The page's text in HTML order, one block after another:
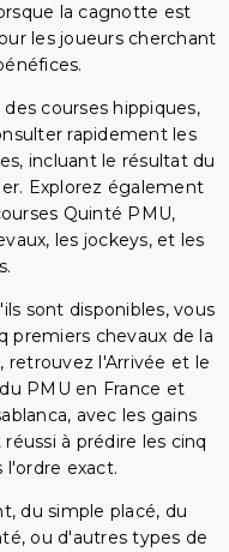
la cagnotte est
les joueurs cherchant
courses hippiques,
rapidement les
incluant le résultat du
Explorez également
Quinté PMU,
les jockeys, et les
sont disponibles, vous
premiers chevaux de la
retrouvez l'Arrivée et le
PMU en France et
avec les gains
à prédire les cinq
l'ordre exact.
du simple placé, du
ou d'autres types de